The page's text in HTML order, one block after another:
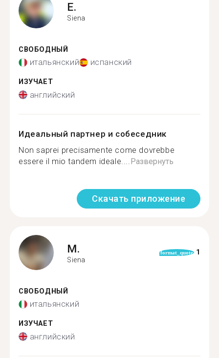
E.
Siena
СВОБОДНЫЙ
итальянский испанский
ИЗУЧАЕТ
английский
Идеальный партнер и собеседник
Non saprei precisamente come dovrebbe
essere il mio tandem ideale.... Развернуть
Скачать приложение
M.
Siena
format_quote 1
СВОБОДНЫЙ
итальянский
ИЗУЧАЕТ
английский